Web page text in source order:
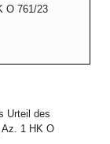
O 761/23
Urteil des
Az. 1 HK O